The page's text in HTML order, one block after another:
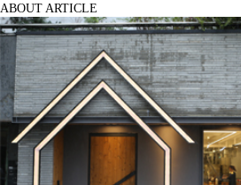
ABOUT ARTICLE